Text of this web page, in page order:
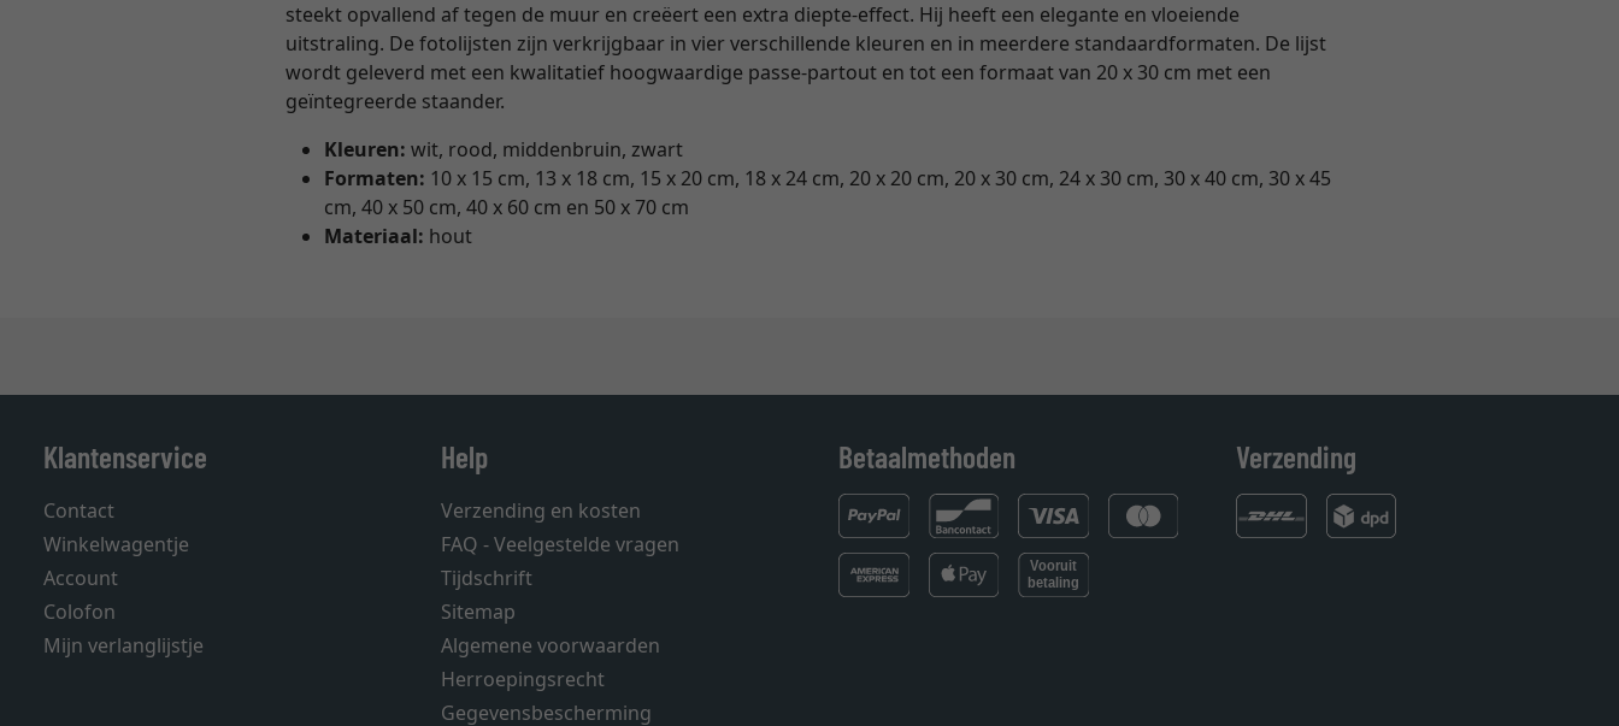
steekt opvallend af tegen de muur en creëert een extra diepte-effect. Hij heeft een elegante en vloeiende
uitstraling. De fotolijsten zijn verkrijgbaar in vier verschillende kleuren en in meerdere standaardformaten. De lijst
wordt geleverd met een kwalitatief hoogwaardige passe-partout en tot een formaat van 20 x 30 cm met een
geïntegreerde staander.
Kleuren: wit, rood, middenbruin, zwart
Formaten: 10 x 15 cm, 13 x 18 cm, 15 x 20 cm, 18 x 24 cm, 20 x 20 cm, 20 x 30 cm, 24 x 30 cm, 30 x 40 cm, 30 x 45
cm, 40 x 50 cm, 40 x 60 cm en 50 x 70 cm
Materiaal: hout
Klantenservice
Contact
Winkelwagentje
Account
Colofon
Mijn verlanglijstje
Help
Verzending en kosten
FAQ - Veelgestelde vragen
Tijdschrift
Sitemap
Algemene voorwaarden
Herroepingsrecht
Gegevensbescherming
Betaalmethoden Verzending